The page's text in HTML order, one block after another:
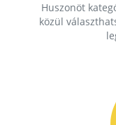
Huszonöt
közül